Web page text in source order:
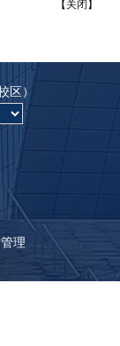
【关闭】
区）
理